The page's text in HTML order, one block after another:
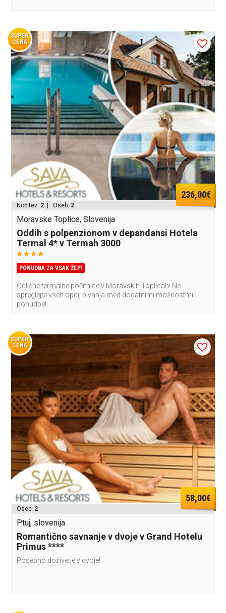
SUPER
CENA
236,00€
Nočitev: 2 | Oseb: 2
Moravske Toplice, Slovenija
Oddih s polpenzionom v depandansi Hotela
Termal 4* v Termah 3000
PONUDBA ZA VSAK ŽEP!
Odlične termalne počitnice v Moravskih Toplicah! Ne
spreglejte vseh opcij bivanja med dodatnimi možnostmi
ponudbe!
SUPER
CENA
58,00€
Oseb: 2
Ptuj, slovenija
Romantično savnanje v dvoje v Grand Hotelu
Primus ****
Posebno doživetje v dvoje!